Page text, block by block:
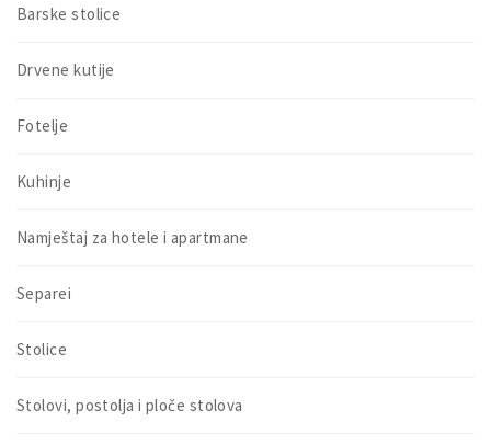
Barske stolice
Drvene kutije
Fotelje
Kuhinje
Namještaj za hotele i apartmane
Separei
Stolice
Stolovi, postolja i ploče stolova